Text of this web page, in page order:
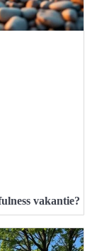
vakantie?